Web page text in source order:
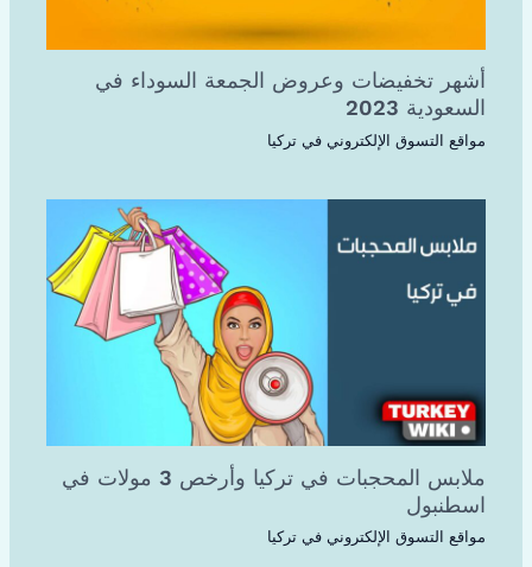
أشهر تخفيضات وعروض الجمعة السوداء في
السعودية 2023
مواقع التسوق الإلكتروني في تركيا
ملابس المحجبات في تركيا وأرخص 3 مولات في
اسطنبول
مواقع التسوق الإلكتروني في تركيا